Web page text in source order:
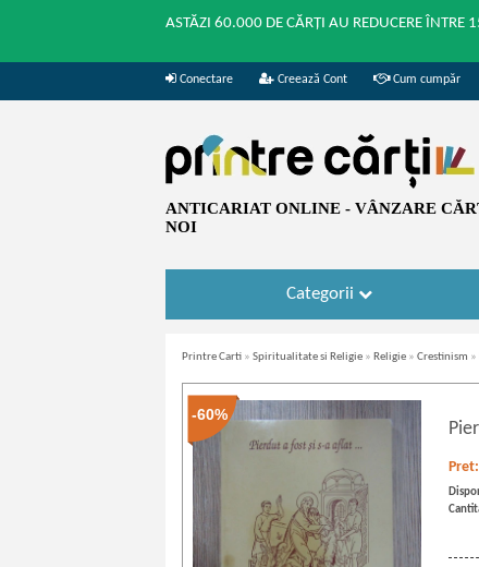
ASTĂZI 60.000 DE CĂRȚI AU REDUCERE ÎNTRE
Conectare Creează Cont Cum cumpăr
ANTICARIAT ONLINE - VÂNZARE
NOI
Categorii
Printre Carti » Spiritualitate si Religie » Religie » Crestinism »
-60%